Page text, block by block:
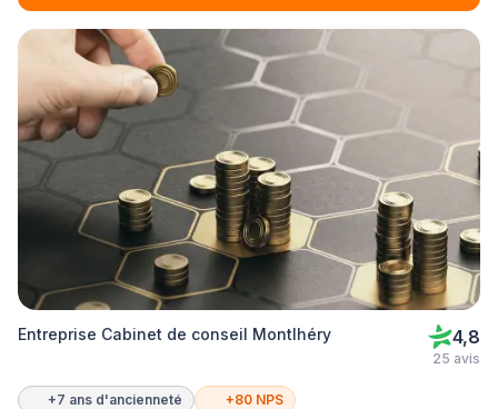
Entreprise Cabinet de conseil Montlhéry 4,8
25 avis
+7 ans d'ancienneté +80 NPS